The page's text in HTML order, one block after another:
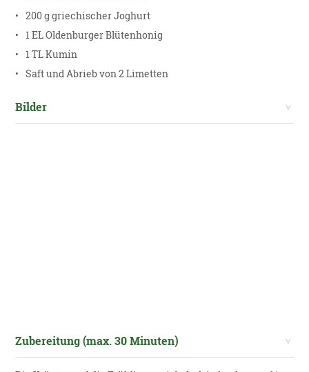
200 g griechischer Joghurt
1 EL Oldenburger Blütenhonig
1 TL Kumin
Saft und Abrieb von 2 Limetten
Bilder
Zubereitung (max. 30 Minuten)